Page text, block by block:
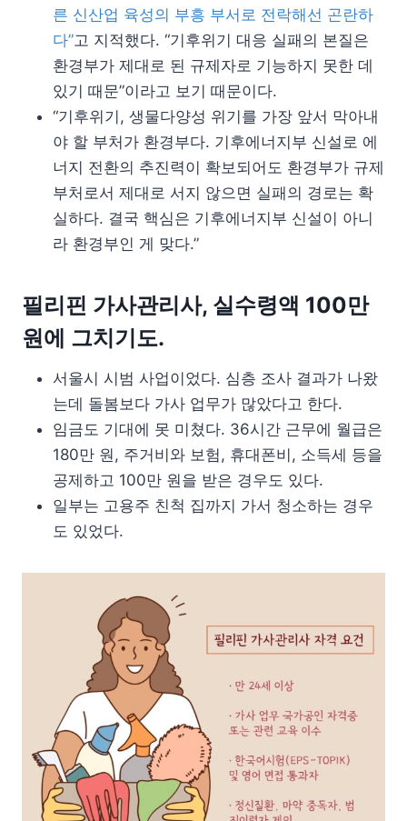
른 신산업 육성의 부흥 부서로 전락해선 곤란하
다”고 지적했다. “기후위기 대응 실패의 본질은
환경부가 제대로 된 규제자로 기능하지 못한 데
있기 때문”이라고 보기 때문이다.
“기후위기, 생물다양성 위기를 가장 앞서 막아내
야 할 부처가 환경부다. 기후에너지부 신설로 에
너지 전환의 추진력이 확보되어도 환경부가 규제
부처로서 제대로 서지 않으면 실패의 경로는 확
실하다. 결국 핵심은 기후에너지부 신설이 아니
라 환경부인 게 맞다.”
필리핀 가사관리사, 실수령액 100만
원에 그치기도.
서울시 시범 사업이었다. 심층 조사 결과가 나왔
는데 돌봄보다 가사 업무가 많았다고 한다.
임금도 기대에 못 미쳤다. 36시간 근무에 월급은
180만 원, 주거비와 보험, 휴대폰비, 소득세 등을
공제하고 100만 원을 받은 경우도 있다.
일부는 고용주 친척 집까지 가서 청소하는 경우
도 있었다.